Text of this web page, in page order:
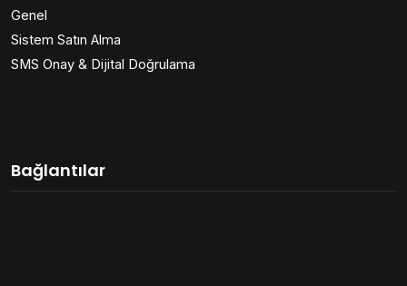
Genel
Sistem Satın Alma
SMS Onay & Dijital Doğrulama
Bağlantılar